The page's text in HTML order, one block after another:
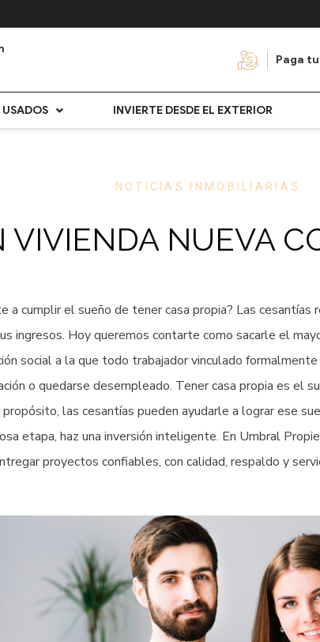
Paga
USADOS INVIERTE DESDE EL EXTERIOR
NOTICIAS INMOBILIARIAS
VIVIENDA NUEVA
a cumplir el sueño de tener casa propia? Las
ingresos. Hoy queremos contarte como sacarle el
social a la que todo trabajador vinculado
o quedarse desempleado. Tener casa propia es el
las cesantías pueden ayudarle a lograr ese
etapa, haz una inversión inteligente. En Umbral
proyectos confiables, con calidad, respaldo y